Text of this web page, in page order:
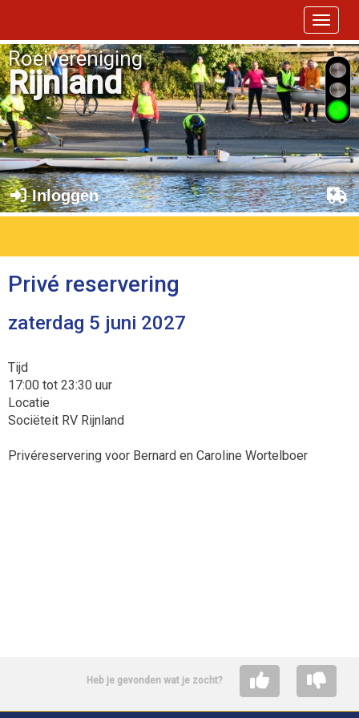
Toggle
Roeivereniging
Rijnland
Inloggen
Privé reservering
zaterdag 5 juni 2027
Tijd
17:00 tot 23:30 uur
Locatie
Sociëteit RV Rijnland
Privéreservering voor Bernard en Caroline Wortelboer
Heb je gevonden wat je zocht?